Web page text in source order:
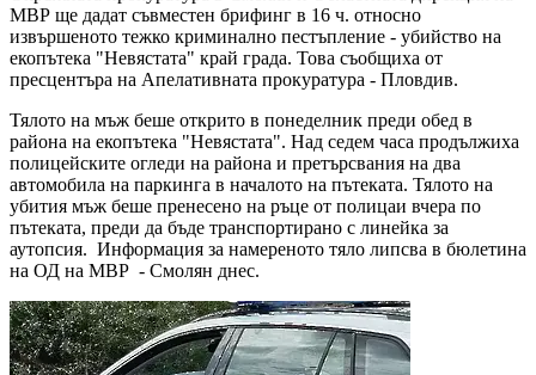
МВР ще дадат съвместен брифинг в 16 ч. относно
извършеното тежко криминално пестъпление - убийство на
екопътека "Невястата" край града. Това съобщиха от
пресцентъра на Апелативната прокуратура - Пловдив.
Тялото на мъж беше открито в понеделник преди обед в
района на екопътека "Невястата". Над седем часа продължиха
полицейските огледи на района и претърсвания на два
автомобила на паркинга в началото на пътеката. Тялото на
убития мъж беше пренесено на ръце от полицаи вчера по
пътеката, преди да бъде транспортирано с линейка за
аутопсия. Информация за намереното тяло липсва в бюлетина
на ОД на МВР - Смолян днес.